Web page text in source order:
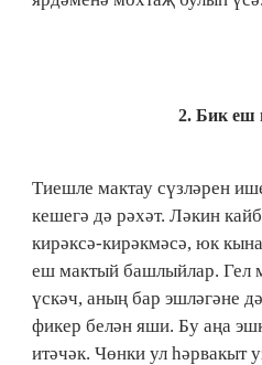
2.​ Бик еш
Тиешле мактау сүзләрен
кешегә дә рәхәт. Ләкин
кирәксә-кирәкмәсә, юк
еш мактый башлыйлар. Гел
үскәч, аның бар эшләгәне
фикер белән яши. Бу аңа
итәчәк. Чөнки ул һәрвакыт